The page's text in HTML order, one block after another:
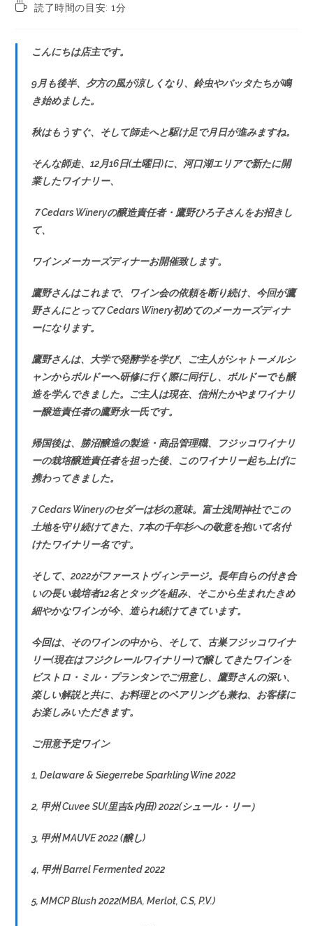
読了時間の目安: 1分
こんにちは店主です。
9月も後半、夕方の風が涼しくなり、鈴虫やバッタたちが鳴
き始めました。
秋はもうすぐ、そして師走へと駆け足で月日が進みますね。
そんな師走、12月16日(土曜日)に、河口湖エリアで新たに開
業したワイナリー、
７Cedars Wineryの醸造責任者・鷹野ひろ子さんをお招きし
て、
ワインメーカーズディナーお開催致します。
鷹野さんはこれまで、ワイン会の依頼を断り続け、今回が鷹
野さんにとって7 Cedars Winery初めてのメーカーズディナ
ーになります。
鷹野さんは、大学で発酵学を学び、ご主人がシャトーメルシ
ャンからボルドーへ研修に行く際に同行し、ボルドーでも醸
造を学んできました。ご主人は現在、信州たかやまワイナリ
ー醸造責任者の鷹野永一氏です。
帰国後は、勝沼醸造の製造・商品管理職、フジッコワイナリ
ーの栽培醸造責任者を担った後、このワイナリー起ち上げに
携わってきました。
7 Cedars Wineryのセダーは杉の意味。富士浅間神社でこの
土地を守り続けてきた、7本の千年杉への敬意を抱いて名付
けたワイナリー名です。
そして、2022がファーストヴィンテージ。長年自らの付き合
いの長い栽培者12名とタッグを組み、そこから生まれたきめ
細やかなワインが今、造られ続けてきています。
今回は、そのワインの中から、そして、古巣フジッコワイナ
リー(現在はフジクレールワイナリー)で醸してきたワインを
ビストロ・ミル・プランタンでご用意し、鷹野さんの深い、
楽しい解説と共に、お料理とのペアリングも兼ね、お客様に
お楽しみいただきます。
ご用意予定ワイン
1, Delaware & Siegerrebe Sparkling Wine 2022
2, 甲州 Cuvee SU(里吉&内田) 2022(シュール・リー）
3, 甲州 MAUVE 2022 (醸し)
4, 甲州 Barrel Fermented 2022
5, MMCP Blush 2022(MBA, Merlot, C.S, P.V.)